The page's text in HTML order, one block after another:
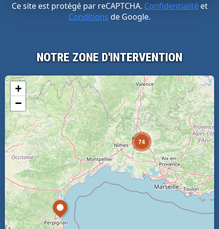
Ce site est protégé par reCAPTCHA. Confidentialitéet
Conditions de Google.
NOTRE ZONE D'INTERVENTION
74
+
−